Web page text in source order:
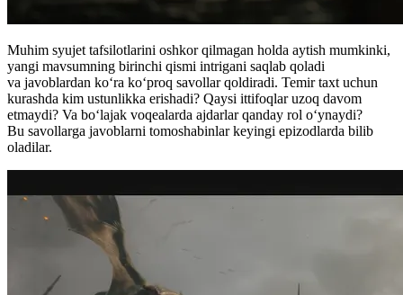
Muhim syujet tafsilotlarini oshkor qilmagan holda aytish mumkinki,
yangi mavsumning birinchi qismi intrigani saqlab qoladi
va javoblardan ko‘ra ko‘proq savollar qoldiradi. Temir taxt uchun
kurashda kim ustunlikka erishadi? Qaysi ittifoqlar uzoq davom
etmaydi? Va bo‘lajak voqealarda ajdarlar qanday rol o‘ynaydi?
Bu savollarga javoblarni tomoshabinlar keyingi epizodlarda bilib
oladilar.